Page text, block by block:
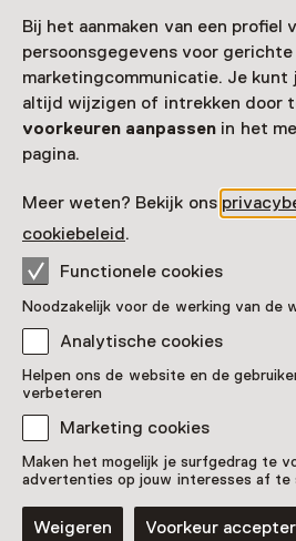
Bij het aanmaken van een profiel
persoonsgegevens voor gerichte
marketingcommunicatie. Je kunt
altijd wijzigen of intrekken door
voorkeuren aanpassen in het
pagina.
Meer weten? Bekijk ons
cookiebeleid.
Functionele cookies
Noodzakelijk voor de werking van de
Analytische cookies
Helpen ons de website en de
verbeteren
Marketing cookies
Maken het mogelijk je surfgedrag te
advertenties op jouw interesses af te
Weigeren Voorkeur
De Romeinse
Pronkstuk